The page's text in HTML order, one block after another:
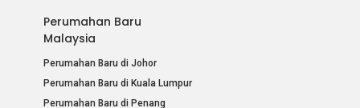
Perumahan Baru
Malaysia
Perumahan Baru di Johor
Perumahan Baru di Kuala Lumpur
Perumahan Baru di Penang